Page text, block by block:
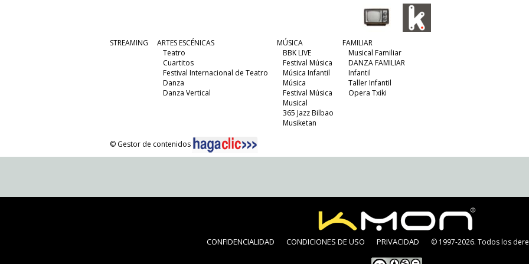
STREAMING
ARTES ESCÉNICAS
Teatro
Cuartitos
Festival Internacional de Teatro
Danza
Danza Vertical
MÚSICA
BBK LIVE
Festival Música
Música Infantil
Música
Festival Música
Musical
365 Jazz Bilbao
Musiketan
FAMILIAR
Musical Familiar
DANZA FAMILIAR
Infantil
Taller Infantil
Opera Txiki
© Gestor de contenidos
CONFIDENCIALIDAD CONDICIONES DE USO PRIVACIDAD © 1997-2026. Todos los